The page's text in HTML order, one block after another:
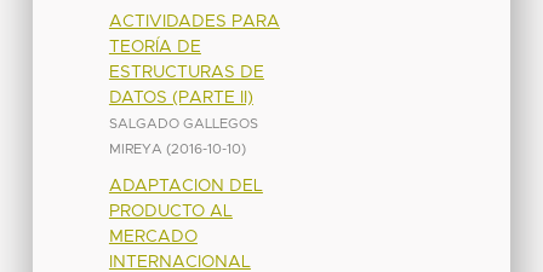
ACTIVIDADES PARA
TEORÍA DE
ESTRUCTURAS DE
DATOS (PARTE II)
SALGADO GALLEGOS
MIREYA (2016-10-10)
ADAPTACION DEL
PRODUCTO AL
MERCADO
INTERNACIONAL